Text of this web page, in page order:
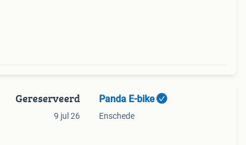
Gereserveerd
9 jul 26
Panda E-bike
Enschede